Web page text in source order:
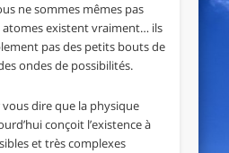
ne sommes mêmes pas
atomes existent vraiment… ils
pas des petits bouts de
ondes de possibilités.
dire que la physique
conçoit l’existence à
et très complexes